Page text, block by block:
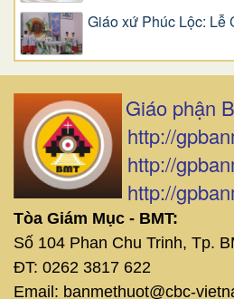
Giáo xứ Phúc Lộc: Lễ
Giáo phận
http://
http://
http://
Tòa Giám Mục - BMT:
Số 104 Phan Chu Trinh, Tp.
ĐT: 0262 3817 622
Email: banmethuot@cbc-